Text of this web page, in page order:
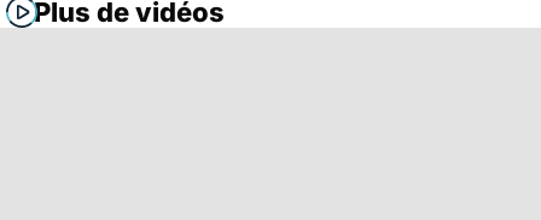
Plus de vidéos